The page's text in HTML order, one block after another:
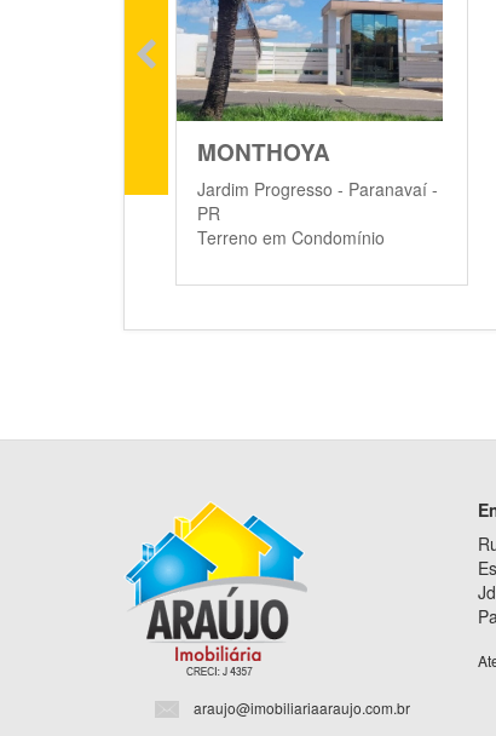
MONTHOYA
Jardim Progresso - Paranavaí -
PR
Terreno em Condomínio
araujo@imobiliariaaraujo.com.br